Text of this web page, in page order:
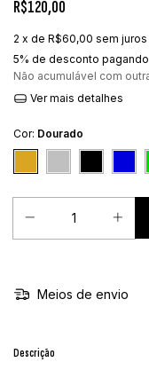
R$120,00
2 x de R$60,00 sem juros
5% de desconto
Não acumulável com
Ver mais detalhes
Cor: Dourado
Meios de envio
Descrição